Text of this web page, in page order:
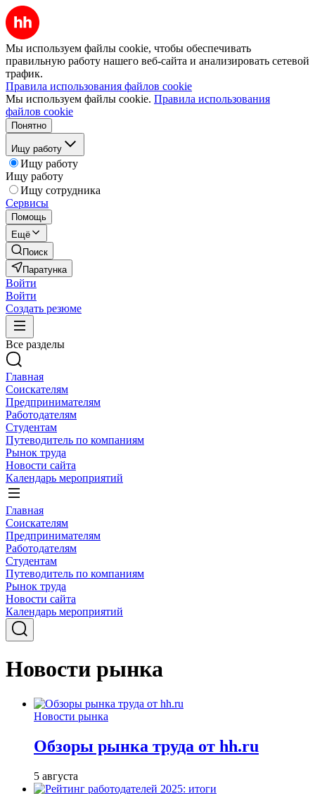
Мы используем файлы cookie, чтобы обеспечивать
правильную работу нашего веб-сайта и анализировать сетевой
трафик.
Правила использования файлов cookie
Мы используем файлы cookie. Правила использования
файлов cookie
Понятно
Ищу работу
Ищу работу
Ищу работу
Ищу сотрудника
Сервисы
Помощь
Ещё
Поиск
Паратунка
Войти
Войти
Создать резюме
Все разделы
Главная
Соискателям
Предпринимателям
Работодателям
Студентам
Путеводитель по компаниям
Рынок труда
Новости сайта
Календарь мероприятий
Главная
Соискателям
Предпринимателям
Работодателям
Студентам
Путеводитель по компаниям
Рынок труда
Новости сайта
Календарь мероприятий
Новости рынка
Новости рынка
Обзоры рынка труда от hh.ru
5 августа